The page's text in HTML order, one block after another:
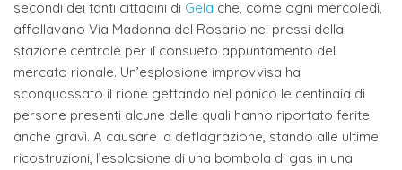
secondi dei tanti cittadini di Gela che, come ogni mercoledì,
affollavano Via Madonna del Rosario nei pressi della
stazione centrale per il consueto appuntamento del
mercato rionale. Un’esplosione improvvisa ha
sconquassato il rione gettando nel panico le centinaia di
persone presenti alcune delle quali hanno riportato ferite
anche gravi. A causare la deflagrazione, stando alle ultime
ricostruzioni, l’esplosione di una bombola di gas in una